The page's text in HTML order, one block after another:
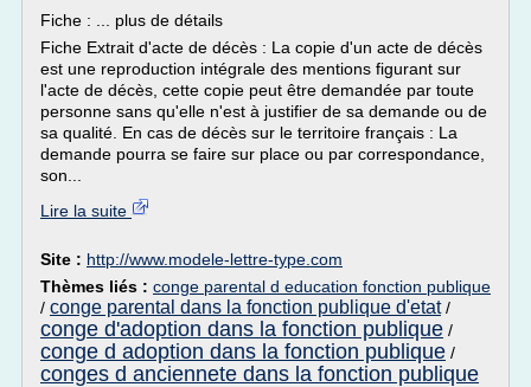
Fiche : ... plus de détails
Fiche Extrait d'acte de décès : La copie d'un acte de décès
est une reproduction intégrale des mentions figurant sur
l'acte de décès, cette copie peut être demandée par toute
personne sans qu'elle n'est à justifier de sa demande ou de
sa qualité. En cas de décès sur le territoire français : La
demande pourra se faire sur place ou par correspondance,
son...
Lire la suite
Site : http://www.modele-lettre-type.com
Thèmes liés : conge parental d education fonction publique
/ conge parental dans la fonction publique d'etat/
conge d'adoption dans la fonction publique /
conge d adoption dans la fonction publique /
conges d anciennete dans la fonction publique